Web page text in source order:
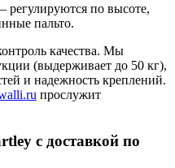
регулируются по высоте,
пальто.
качества. Мы
(выдерживает до 50 кг),
и надежность креплений.
прослужит
с доставкой по